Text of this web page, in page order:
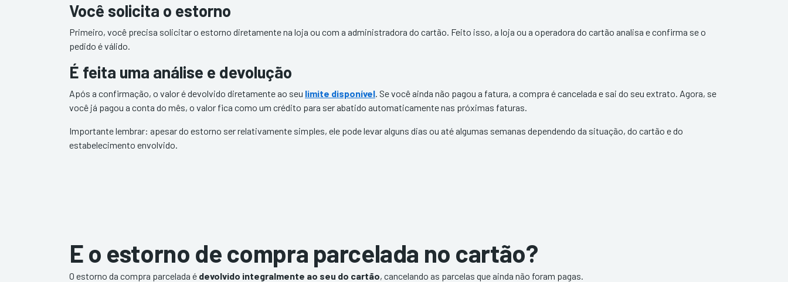
Você solicita o estorno
Primeiro, você precisa solicitar o estorno diretamente na loja ou com a administradora do cartão. Feito isso, a loja ou a operadora do cartão analisa e confirma se o
pedido é válido.
É feita uma análise e devolução
Após a confirmação, o valor é devolvido diretamente ao seu limite disponível. Se você ainda não pagou a fatura, a compra é cancelada e sai do seu extrato. Agora, se
você já pagou a conta do mês, o valor fica como um crédito para ser abatido automaticamente nas próximas faturas.
Importante lembrar: apesar do estorno ser relativamente simples, ele pode levar alguns dias ou até algumas semanas dependendo da situação, do cartão e do
estabelecimento envolvido.
E o estorno de compra parcelada no cartão?
O estorno da compra parcelada é devolvido integralmente ao seu do cartão, cancelando as parcelas que ainda não foram pagas.